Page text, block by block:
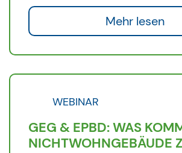
Mehr lesen
WEBINAR
GEG & EPBD: WAS
NICHTWOHNGEBÄUDE